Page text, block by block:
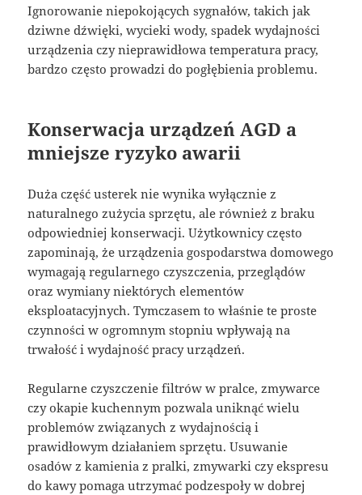
Ignorowanie niepokojących sygnałów, takich jak
dziwne dźwięki, wycieki wody, spadek wydajności
urządzenia czy nieprawidłowa temperatura pracy,
bardzo często prowadzi do pogłębienia problemu.
Konserwacja urządzeń AGD a
mniejsze ryzyko awarii
Duża część usterek nie wynika wyłącznie z
naturalnego zużycia sprzętu, ale również z braku
odpowiedniej konserwacji. Użytkownicy często
zapominają, że urządzenia gospodarstwa domowego
wymagają regularnego czyszczenia, przeglądów
oraz wymiany niektórych elementów
eksploatacyjnych. Tymczasem to właśnie te proste
czynności w ogromnym stopniu wpływają na
trwałość i wydajność pracy urządzeń.
Regularne czyszczenie filtrów w pralce, zmywarce
czy okapie kuchennym pozwala uniknąć wielu
problemów związanych z wydajnością i
prawidłowym działaniem sprzętu. Usuwanie
osadów z kamienia z pralki, zmywarki czy ekspresu
do kawy pomaga utrzymać podzespoły w dobrej